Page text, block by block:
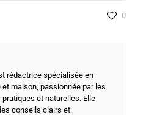
0
rédactrice spécialisée en
et maison, passionnée par les
et naturelles. Elle
conseils clairs et